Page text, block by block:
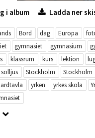
i album Ladda ner
Bord dag Europa
gymnasiet gymnasium
klassrum kurs lektion
solljus Stockholm Stockholm
yrken yrkes skola